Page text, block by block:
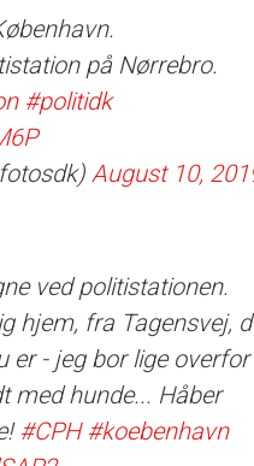
på Nørrebro.
#politidk
August 10,
ved politistationen.
hjem, fra Tagensvej,
er - jeg bor lige overfor
med hunde... Håber
#CPH #koebenhavn